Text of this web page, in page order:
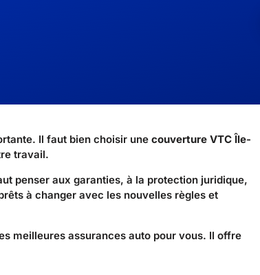
Il faut bien choisir une couverture VTC Île-
travail.
penser aux garanties, à la protection juridique,
à changer avec les nouvelles règles et
meilleures assurances auto pour vous. Il offre